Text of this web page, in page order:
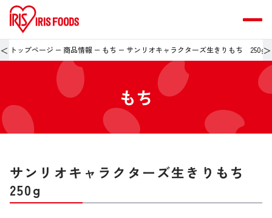
＜ トップページ 商品情報 もち サンリオキャラクターズ生きりもち 250g＞
もち
サンリオキャラクターズ生きりもち
250g